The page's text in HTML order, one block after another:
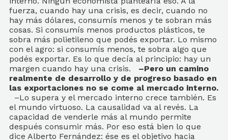
fuerza, cuando hay una crisis, es decir, cuando no
hay más dólares, consumís menos y te sobran más
cosas. Si consumís menos productos plásticos, te
sobra más polietileno que podés exportar. Lo mismo
con el agro: si consumís menos, te sobra algo que
podés exportar. Es lo que decía al principio: hay un
margen cuando hay una crisis. –Pero un camino
realmente de desarrollo y de progreso basado en
las exportaciones no se come al mercado interno.
–Lo supera y el mercado interno crece también. Es
el mundo virtuoso. La causalidad va al revés. La
capacidad de venderle más al mundo permite
después consumir más. Por eso está bien lo que
dice Alberto Fernández: ése es el objetivo hacia